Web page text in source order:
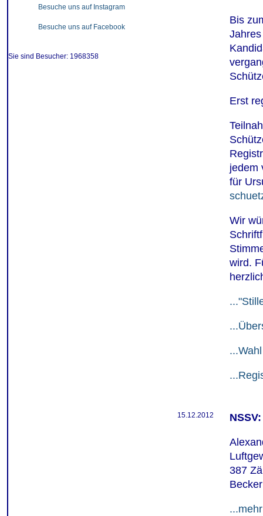
Besuche uns auf Instagram
Besuche uns auf Facebook
Sie sind Besucher: 1968358
Bis
Erst
jedem
für
Wir
wird.
15.12.2012
387
...mehr